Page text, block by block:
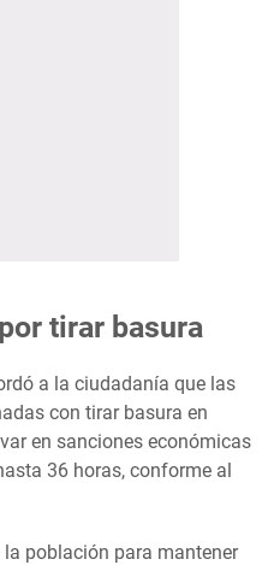
tirar basura
a la ciudadanía que las
con tirar basura en
en sanciones económicas
36 horas, conforme al
población para mantener